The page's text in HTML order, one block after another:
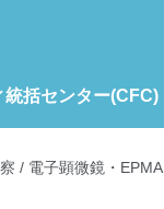
統括センター(CFC)
/ 電子顕微鏡・EPMA